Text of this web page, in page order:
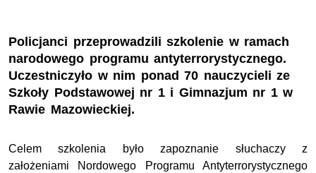
Policjanci przeprowadzili szkolenie w ramach
narodowego programu antyterrorystycznego.
Uczestniczyło w nim ponad 70 nauczycieli ze
Szkoły Podstawowej nr 1 i Gimnazjum nr 1 w
Rawie Mazowieckiej.
Celem szkolenia było zapoznanie słuchaczy z
założeniami Nordowego Programu Antyterrorystycznego